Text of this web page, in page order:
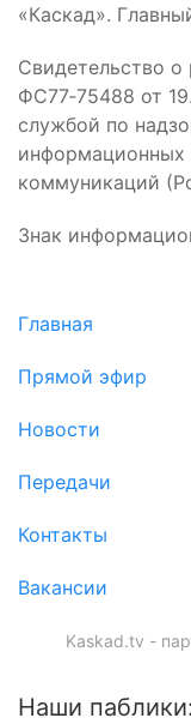
«Каскад».
Свидетельство
ФС77‑75488 от
службой по
информационных
коммуникаций
Знак
Главная
Прямой эфир
Новости
Передачи
Контакты
Вакансии
Kaskad.tv -
Наши паблики: